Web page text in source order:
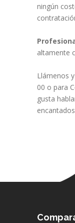
ningún
altamente
Llámenos
00 o para
gusta